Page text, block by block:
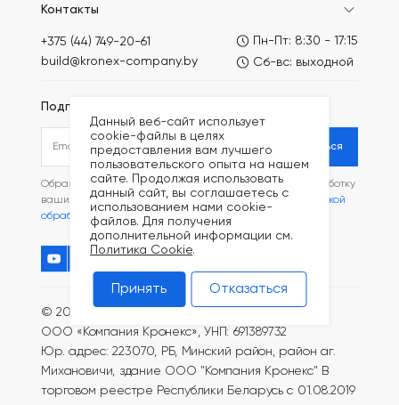
Контакты
+375 (44) 749-20-61
build@kronex-company.by
Пн-Пт: 8:30 - 17:15
Сб-вс: выходной
Подписаться на рассылку
Подписаться
Обращаясь в наш магазин, вы даете согласие на обработку
ваших
персональных данныхи соглашаетесь с
Политикой
обработки файлов Cookie
© 2005—2026 Все права защищены.
ООО «Компания Кронекс», УНП: 691389732
Юр. адрес: 223070, РБ, Минский район, район аг.
Михановичи, здание ООО "Компания Кронекс" В
торговом реестре Республики Беларусь с 01.08.2019
Данный веб-сайт использует
cookie-файлы в целях
предоставления вам лучшего
пользовательского опыта на нашем
сайте. Продолжая использовать
данный сайт, вы соглашаетесь с
использованием нами cookie-
файлов. Для получения
дополнительной информации см.
Политика Cookie.
Принять Отказаться